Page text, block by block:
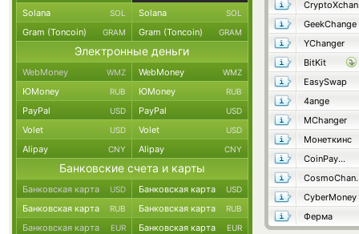
GeekChange
YChanger
BitKit
EasySwap
4ange
MChanger
Монеткинс
CoinPayMaster
CyberMoney
Ферма
Solana SOL Solana SOL
Gram (Toncoin) GRAM Gram (Toncoin) GRAM
Электронные деньги
WebMoney WMZ WebMoney WMZ
ЮMoney RUB ЮMoney RUB
PayPal USD PayPal USD
Volet USD Volet USD
Alipay CNY Alipay CNY
Банковские счета и карты
Банковская карта USD Банковская карта USD
Банковская карта RUB Банковская карта RUB
Банковская карта EUR Банковская карта EUR